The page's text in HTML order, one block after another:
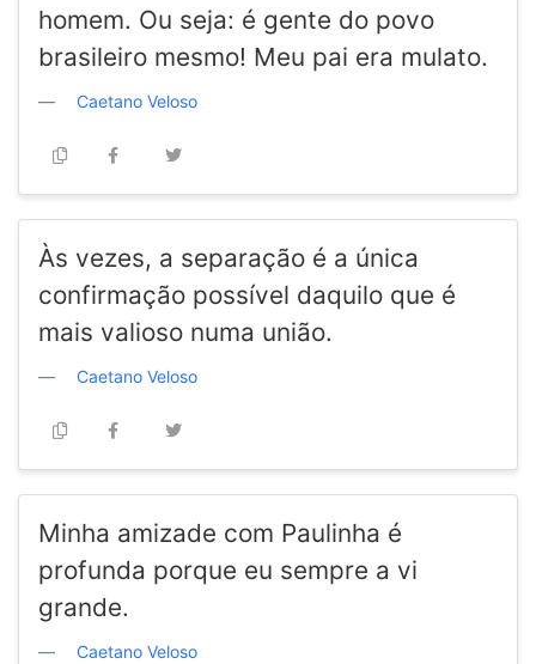
homem. Ou seja: é gente do povo
brasileiro mesmo! Meu pai era mulato.
Caetano Veloso
Às vezes, a separação é a única
confirmação possível daquilo que é
mais valioso numa união.
Caetano Veloso
Minha amizade com Paulinha é
profunda porque eu sempre a vi
grande.
Caetano Veloso